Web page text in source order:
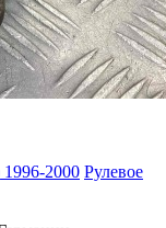
2000 Рулевое